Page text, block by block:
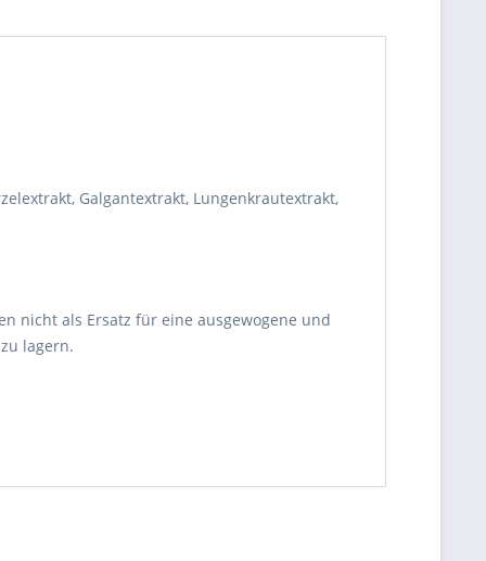
Galgantextrakt, Lungenkrautextrakt,
nicht als Ersatz für eine ausgewogene und
lagern.